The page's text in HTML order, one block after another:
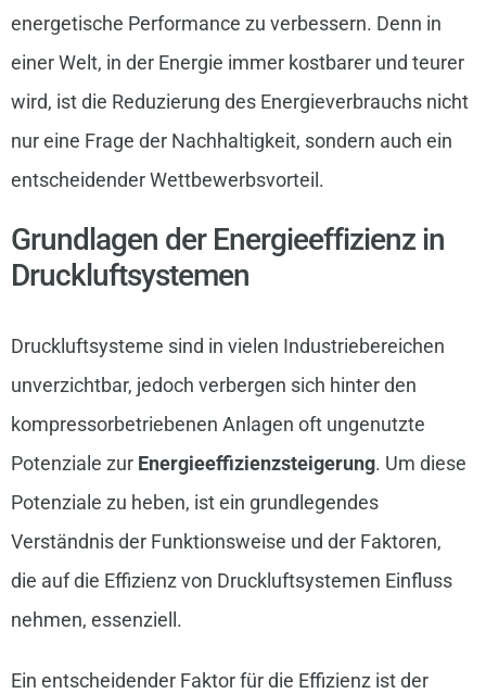
energetische Performance zu verbessern. Denn in
einer Welt, in der Energie immer kostbarer und teurer
wird, ist die Reduzierung des Energieverbrauchs nicht
nur eine Frage der Nachhaltigkeit, sondern auch ein
entscheidender Wettbewerbsvorteil.
Grundlagen der Energieeffizienz in
Druckluftsystemen
Druckluftsysteme sind in vielen Industriebereichen
unverzichtbar, jedoch verbergen sich hinter den
kompressorbetriebenen Anlagen oft ungenutzte
Potenziale zur Energieeffizienzsteigerung. Um diese
Potenziale zu heben, ist ein grundlegendes
Verständnis der Funktionsweise und der Faktoren,
die auf die Effizienz von Druckluftsystemen Einfluss
nehmen, essenziell.
Ein entscheidender Faktor für die Effizienz ist der